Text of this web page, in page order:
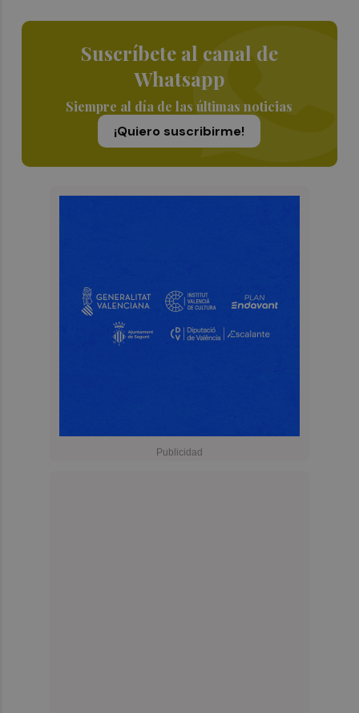
Suscríbete al canal de
Whatsapp
Siempre al día de las últimas noticias
¡Quiero suscribirme!